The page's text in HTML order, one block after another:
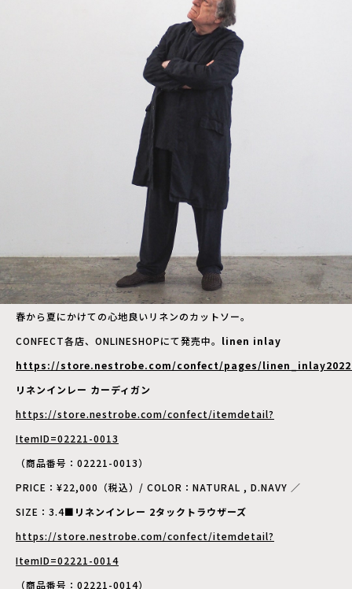
春から夏にかけての心地良いリネンのカットソー。
CONFECT各店、ONLINESHOPにて発売中。 linen inlay
https://store.nestrobe.com/confect/pages/
リネンインレー カーディガン
https://store.nestrobe.com/confect/itemdetail?
ItemID=02221-0013
（商品番号：02221-0013）
PRICE：¥22,000（税込）/ COLOR：NATURAL , D.NAVY ／
SIZE：3.4■リネンインレー 2タックトラウザーズ
https://store.nestrobe.com/confect/itemdetail?
ItemID=02221-0014
（商品番号：02221-0014）